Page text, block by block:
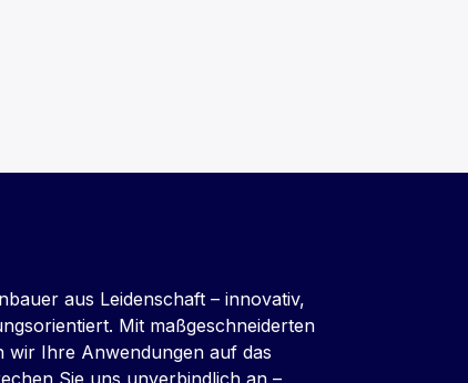
aus Leidenschaft – innovativ,
Mit maßgeschneiderten
wir Ihre Anwendungen auf das
Sie uns unverbindlich an –